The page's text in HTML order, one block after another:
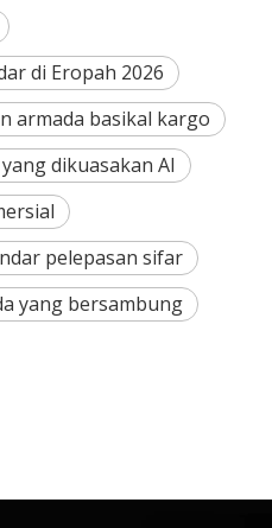
di Eropah 2026
armada basikal kargo
dikuasakan AI
pelepasan sifar
yang bersambung